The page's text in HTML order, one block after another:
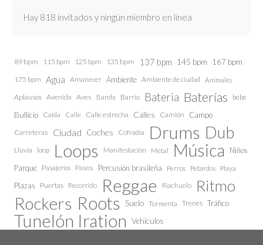
Hay 818 invitados y ningún miembro en línea
89 bpm 115 bpm 125 bpm 135 bpm 137 bpm 145 bpm 167 bpm
175 bpm Agua Amanecer Ambiente Ambiente de ciudad Animales
Aplausos Avenida Aves Banda Barrio Bateria Baterías bebe
Bullicio Caida Calle Calle estrecha Calles Camión Campo
Carreteras Ciudad Coches Cofradía Drums Dub
Lluvia loop Loops Manifestación Metal Música
Niños
Parque Pasajeros Pasos Percusión brasileña Perros Petardos Playa
Plazas Puertas Recorrido Reggae Riachuelo Ritmo
Rockers Roots Suelo Tormenta Trenes Tráfico
Tunelón Iration Vehículos